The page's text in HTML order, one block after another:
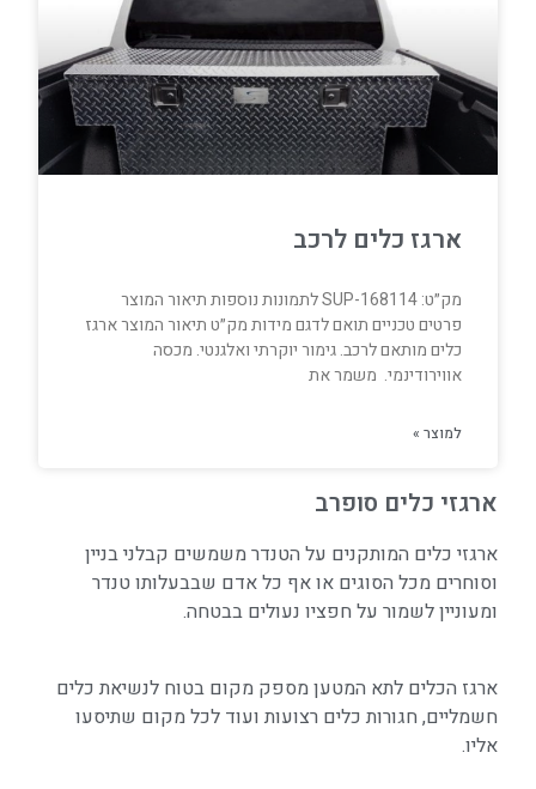
ארגז כלים לרכב
מק״ט: SUP-168114 לתמונות נוספות תיאור המוצר
פרטים טכניים תואם לדגם מידות מק״ט תיאור המוצר ארגז
כלים מותאם לרכב. גימור יוקרתי ואלגנטי. מכסה
אווירודינמי. משמר את
למוצר »
ארגזי כלים סופרב
ארגזי כלים המותקנים על הטנדר משמשים קבלני בניין
וסוחרים מכל הסוגים או אף כל אדם שבבעלותו טנדר
ומעוניין לשמור על חפציו נעולים בבטחה.
ארגז הכלים לתא המטען מספק מקום בטוח לנשיאת כלים
חשמליים, חגורות כלים רצועות ועוד לכל מקום שתיסעו
אליו.